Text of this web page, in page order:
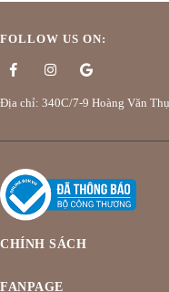
FOLLOW US ON:
Địa chỉ: 340C/7-9 Hoàng Văn
CHÍNH SÁCH
FANPAGE